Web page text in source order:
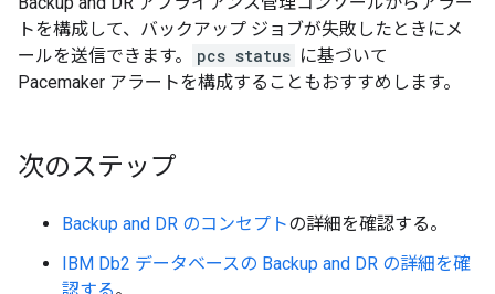
トを構成して、バックアップ ジョブが失敗したときにメ
ールを送信できます。
pcs status に基づいて
Pacemaker アラートを構成することもおすすめします。
次のステップ
Backup and DR のコンセプトの詳細を確認する。
IBM Db2 データベースの Backup and DR の詳細を確